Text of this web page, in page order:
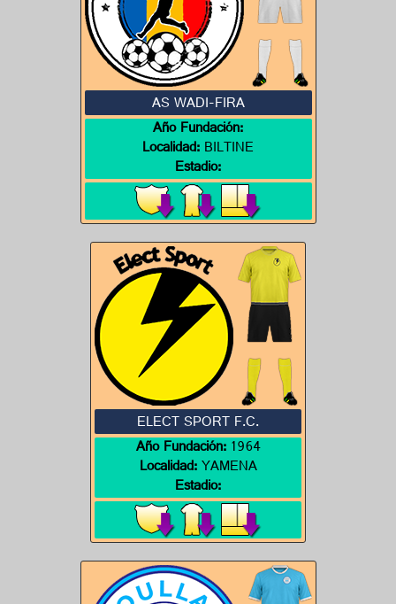
AS WADI-FIRA
Año Fundación:
Localidad:BILTINE
Estadio:
ELECT SPORT F.C.
Año Fundación:1964
Localidad:YAMENA
Estadio: